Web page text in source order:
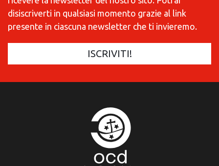
disiscriverti in qualsiasi momento grazie al link
presente in ciascuna newsletter che ti invieremo.